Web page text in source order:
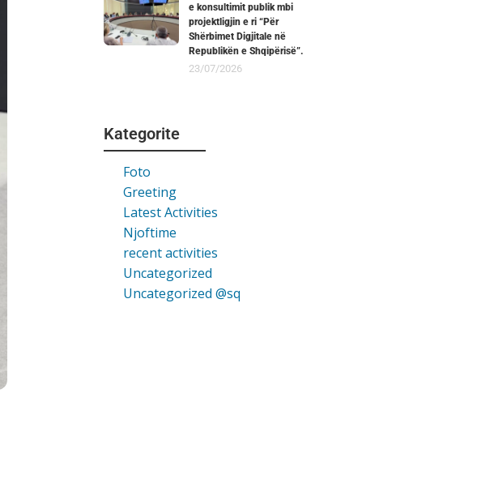
e konsultimit publik mbi
projektligjin e ri “Për
Shërbimet Digjitale në
Republikën e Shqipërisë”.
23/07/2026
Kategorite
Foto
Greeting
Latest Activities
Njoftime
recent activities
Uncategorized
Uncategorized @sq